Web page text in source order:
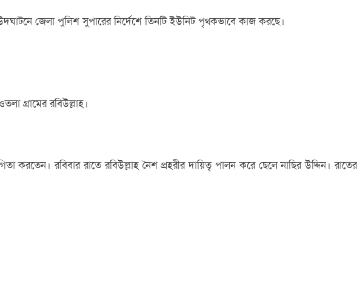
জেলা পুলিশ সুপারের নির্দেশে তিনটি ইউনিট পৃথকভাবে কাজ করছে।
গ্রামের রবিউল্লাহ।
করতেন। রবিবার রাতে রবিউল্লাহ নৈশ প্রহরীর দায়িত্ব পালন করে ছেলে নাছির উদ্দিন। রাতের